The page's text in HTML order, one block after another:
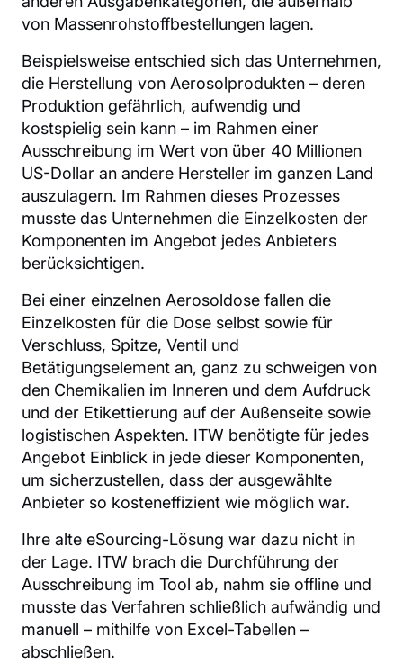
von Massenrohstoffbestellungen lagen.
Beispielsweise entschied sich das Unternehmen,
die Herstellung von Aerosolprodukten – deren
Produktion gefährlich, aufwendig und
kostspielig sein kann – im Rahmen einer
Ausschreibung im Wert von über 40 Millionen
US-Dollar an andere Hersteller im ganzen Land
auszulagern. Im Rahmen dieses Prozesses
musste das Unternehmen die Einzelkosten der
Komponenten im Angebot jedes Anbieters
berücksichtigen.
Bei einer einzelnen Aerosoldose fallen die
Einzelkosten für die Dose selbst sowie für
Verschluss, Spitze, Ventil und
Betätigungselement an, ganz zu schweigen von
den Chemikalien im Inneren und dem Aufdruck
und der Etikettierung auf der Außenseite sowie
logistischen Aspekten. ITW benötigte für jedes
Angebot Einblick in jede dieser Komponenten,
um sicherzustellen, dass der ausgewählte
Anbieter so kosteneffizient wie möglich war.
Ihre alte eSourcing-Lösung war dazu nicht in
der Lage. ITW brach die Durchführung der
Ausschreibung im Tool ab, nahm sie offline und
musste das Verfahren schließlich aufwändig und
manuell – mithilfe von Excel-Tabellen –
abschließen.